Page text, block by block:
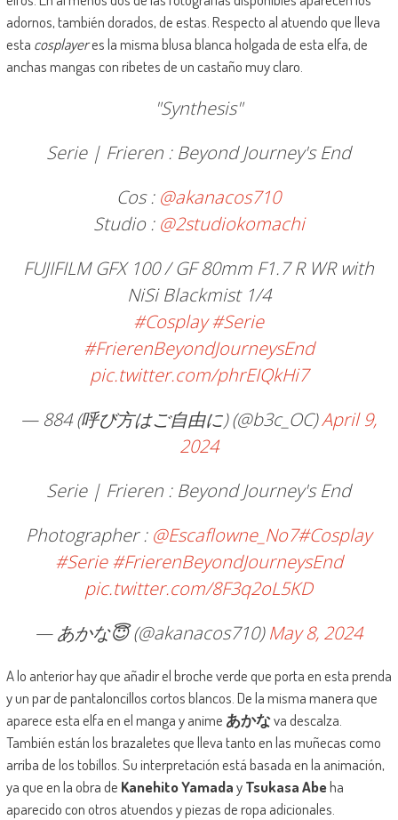
adornos, también dorados, de estas. Respecto al atuendo que lleva
esta cosplayeres la misma blusa blanca holgada de esta elfa, de
anchas mangas con ribetes de un castaño muy claro.
"Synthesis"
Serie | Frieren : Beyond Journey's End
Cos : @akanacos710
Studio : @2studiokomachi
FUJIFILM GFX 100 / GF 80mm F1.7 R WR with
NiSi Blackmist 1/4
#Cosplay #Serie
#FrierenBeyondJourneysEnd
pic.twitter.com/phrEIQkHi7
— 884 (呼び方はご自由に) (@b3c_OC)April 9,
2024
Serie | Frieren : Beyond Journey's End
Photographer : @Escaflowne_No7#Cosplay
#Serie #FrierenBeyondJourneysEnd
pic.twitter.com/8F3q2oL5KD
— あかな😇 (@akanacos710)May 8, 2024
A lo anterior hay que añadir el broche verde que porta en esta prenda
y un par de pantaloncillos cortos blancos. De la misma manera que
aparece esta elfa en el manga y anime あかなva descalza.
También están los brazaletes que lleva tanto en las muñecas como
arriba de los tobillos. Su interpretación está basada en la animación,
ya que en la obra de Kanehito YamadayTsukasa Abeha
aparecido con otros atuendos y piezas de ropa adicionales.